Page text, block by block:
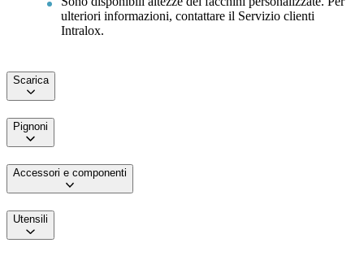
ulteriori informazioni, contattare il Servizio clienti
Intralox.
Scarica
Pignoni
Accessori e componenti
Utensili